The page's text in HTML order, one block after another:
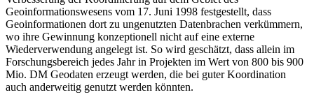
Geoinformationswesens vom 17. Juni 1998 festgestellt, dass
Geoinformationen dort zu ungenutzten Datenbrachen verkümmern,
wo ihre Gewinnung konzeptionell nicht auf eine externe
Wiederverwendung angelegt ist. So wird geschätzt, dass allein im
Forschungsbereich jedes Jahr in Projekten im Wert von 800 bis 900
Mio. DM Geodaten erzeugt werden, die bei guter Koordination
auch anderweitig genutzt werden könnten.